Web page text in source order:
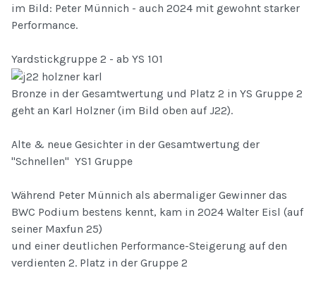
im Bild: Peter Münnich - auch 2024 mit gewohnt starker
Performance.
Yardstickgruppe 2 - ab YS 101
Bronze in der Gesamtwertung und Platz 2 in YS Gruppe 2
geht an Karl Holzner (im Bild oben auf J22).
Alte & neue Gesichter in der Gesamtwertung der
"Schnellen" YS1 Gruppe
Während Peter Münnich als abermaliger Gewinner das
BWC Podium bestens kennt, kam in 2024 Walter Eisl (auf
seiner Maxfun 25)
und einer deutlichen Performance-Steigerung auf den
verdienten 2. Platz in der Gruppe 2